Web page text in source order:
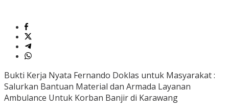
Bukti Kerja Nyata Fernando Doklas untuk Masyarakat :
Salurkan Bantuan Material dan Armada Layanan
Ambulance Untuk Korban Banjir di Karawang